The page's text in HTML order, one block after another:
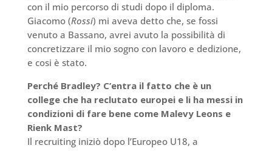
con il mio percorso di studi dopo il diploma.
Giacomo (Rossi) mi aveva detto che, se fossi
venuto a Bassano, avrei avuto la possibilità di
concretizzare il mio sogno con lavoro e dedizione,
e cosi è stato.
Perché Bradley? C’entra il fatto che è un
college che ha reclutato europei e li ha messi in
condizioni di fare bene come Malevy Leons e
Rienk Mast?
Il recruiting iniziò dopo l’Europeo U18, a